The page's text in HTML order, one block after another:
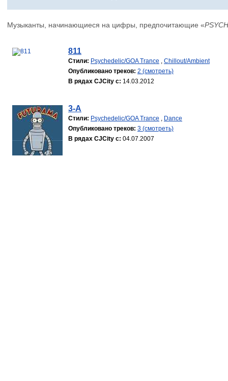
Музыканты, начинающиеся на цифры, предпочитающие «
811
Стили: Psychedelic/GOA Trance , Chillout/Ambient
Опубликовано треков: 2 (смотреть)
В рядах CJCity с: 14.03.2012
3-A
Стили: Psychedelic/GOA Trance , Dance
Опубликовано треков: 3 (смотреть)
В рядах CJCity с: 04.07.2007